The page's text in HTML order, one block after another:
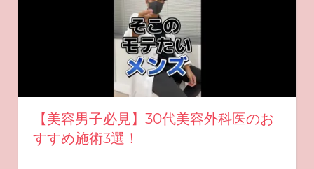
【美容男子必見】30代美容外科医のお
すすめ施術3選！